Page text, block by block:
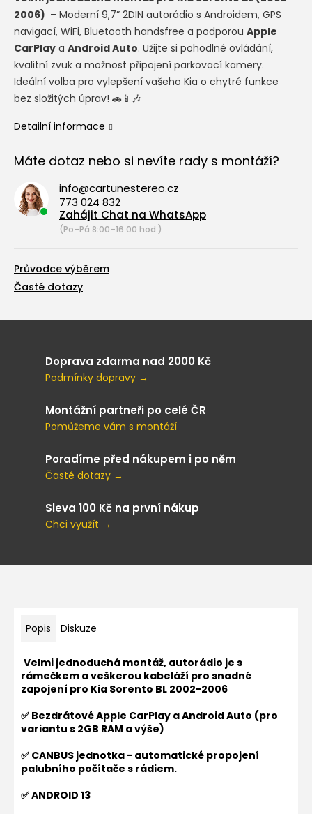
2006) – Moderní 9,7” 2DIN autorádio s Androidem, GPS
navigací, WiFi, Bluetooth handsfree a podporou Apple
CarPlay a Android Auto. Užijte si pohodlné ovládání,
kvalitní zvuk a možnost připojení parkovací kamery.
Ideální volba pro vylepšení vašeho Kia o chytré funkce
bez složitých úprav! 🚗📱🎶
Detailní informace
Máte dotaz nebo si nevíte rady s montáží?
info@cartunestereo.cz
773 024 832
Zahájit Chat na WhatsApp
(Po–Pá 8:00–16:00 hod.)
Průvodce výběrem
Časté dotazy
Doprava zdarma nad 2000 Kč
Podmínky dopravy →
Montážní partneři po celé ČR
Pomůžeme vám s montáží
Poradíme před nákupem i po něm
Časté dotazy →
Sleva 100 Kč na první nákup
Chci využít →
Popis Diskuze
Velmi jednoduchá montáž, autorádio je s
rámečkem a veškerou kabeláží pro snadné
zapojení pro Kia Sorento BL 2002-2006
✅ Bezdrátové Apple CarPlay a Android Auto (pro
variantu s 2GB RAM a výše)
✅ CANBUS jednotka - automatické propojení
palubního počítače s rádiem.
✅ ANDROID 13